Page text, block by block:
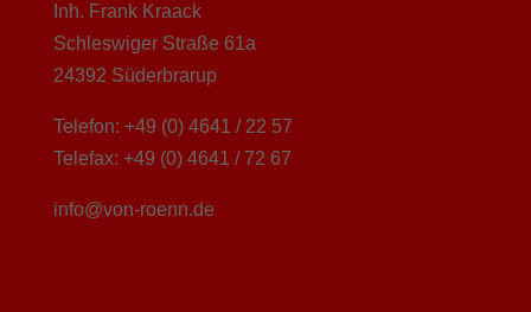
Inh. Frank Kraack
Schleswiger Straße 61a
24392 Süderbrarup
Telefon: +49 (0) 4641 / 22 57
Telefax: +49 (0) 4641 / 72 67
info@von-roenn.de